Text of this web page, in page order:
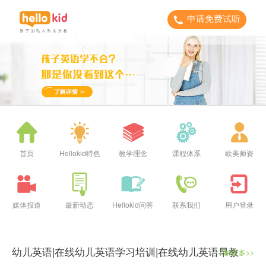
申请免费试听
首页 Hellokid特色 教学理念 课程体系 欧美师资
媒体报道 最新动态 Hellokid问答 联系我们 用户登录
幼儿英语|在线幼儿英语学习培训|在线幼儿英语早教
了解更多>>